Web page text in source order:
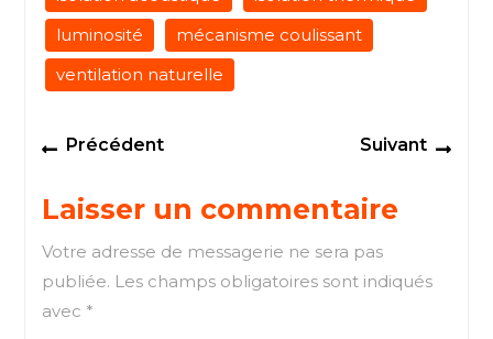
luminosité
mécanisme coulissant
ventilation naturelle
Navigation
de
l’article
PrécédentPrevious
Suivant
Laisser un commentaire
Votre adresse de messagerie ne sera pas
publiée. Les champs obligatoires sont indiqués
avec *